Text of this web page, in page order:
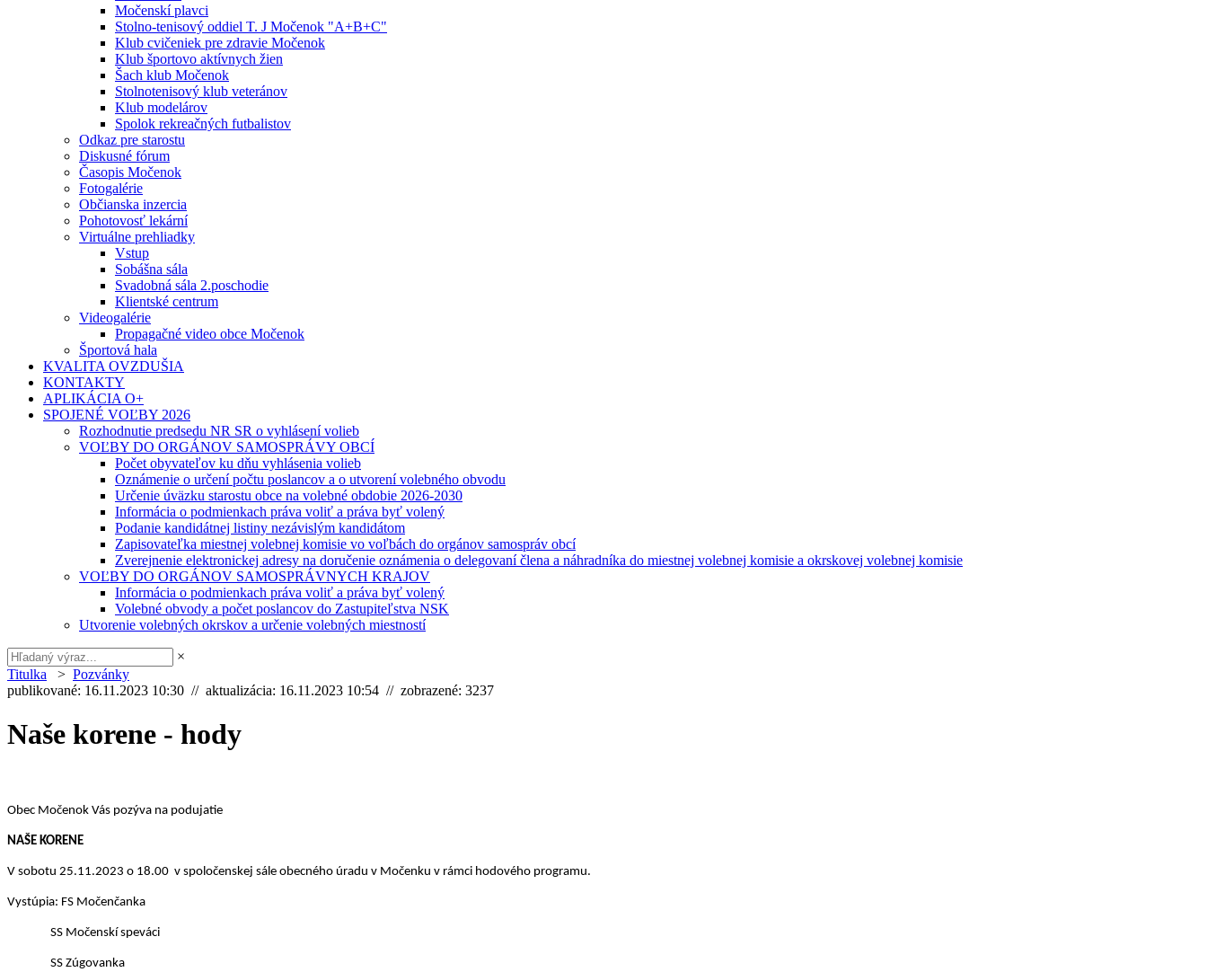
Močenskí plavci
Stolno-tenisový oddiel T. J Močenok "A+B+C"
Klub cvičeniek pre zdravie Močenok
Klub športovo aktívnych žien
Šach klub Močenok
Stolnotenisový klub veteránov
Klub modelárov
Spolok rekreačných futbalistov
Odkaz pre starostu
Diskusné fórum
Časopis Močenok
Fotogalérie
Občianska inzercia
Pohotovosť lekární
Virtuálne prehliadky
Vstup
Sobášna sála
Svadobná sála 2.poschodie
Klientské centrum
Videogalérie
Propagačné video obce Močenok
Športová hala
KVALITA OVZDUŠIA
KONTAKTY
APLIKÁCIA O+
SPOJENÉ VOĽBY 2026
Rozhodnutie predsedu NR SR o vyhlásení volieb
VOĽBY DO ORGÁNOV SAMOSPRÁVY OBCÍ
Počet obyvateľov ku dňu vyhlásenia volieb
Oznámenie o určení počtu poslancov a o utvorení volebného obvodu
Určenie úväzku starostu obce na volebné obdobie 2026-2030
Informácia o podmienkach práva voliť a práva byť volený
Podanie kandidátnej listiny nezávislým kandidátom
Zapisovateľka miestnej volebnej komisie vo voľbách do orgánov samospráv obcí
Zverejnenie elektronickej adresy na doručenie oznámenia o delegovaní člena a náhradníka do miestnej volebnej komisie a okrskovej volebnej komisie
VOĽBY DO ORGÁNOV SAMOSPRÁVNYCH KRAJOV
Informácia o podmienkach práva voliť a práva byť volený
Volebné obvody a počet poslancov do Zastupiteľstva NSK
Utvorenie volebných okrskov a určenie volebných miestností
×
Titulka > Pozvánky
publikované: 16.11.2023 10:30 // aktualizácia: 16.11.2023 10:54 // zobrazené: 3237
Naše korene - hody
Obec Močenok Vás pozýva na podujatie
NAŠE KORENE
V sobotu 25.11.2023 o 18.00 v spoločenskej sále obecného úradu v Močenku v rámci hodového programu.
Vystúpia: FS Močenčanka
SS Močenskí speváci
SS Zúgovanka